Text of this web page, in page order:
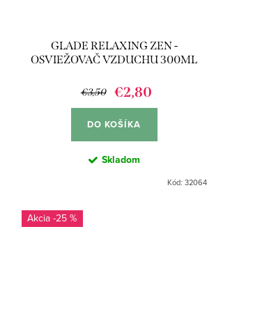
GLADE RELAXING ZEN -
OSVIEŽOVAČ VZDUCHU 300ML
€3,50 €2,80
DO KOŠÍKA
Skladom
Kód: 32064
-25 %